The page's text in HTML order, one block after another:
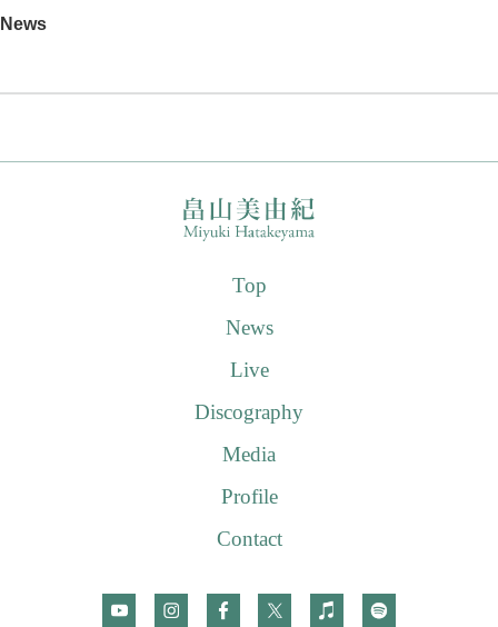
News
Top
News
Live
Discography
Media
Profile
Contact